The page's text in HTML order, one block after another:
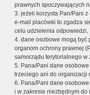
prawnych spoczywających
3. jeżeli korzysta Pan/Pani
e-mail placówki to zgadza
celu udzielenia odpowiedzi,
4. dane osobowe mogą być
organom ochrony prawnej
samorządu terytorialnego
5. Pana/Pani dane
trzeciego ani do organizacji
6. Pana/Pani dane
i w zakresie niezbędnym